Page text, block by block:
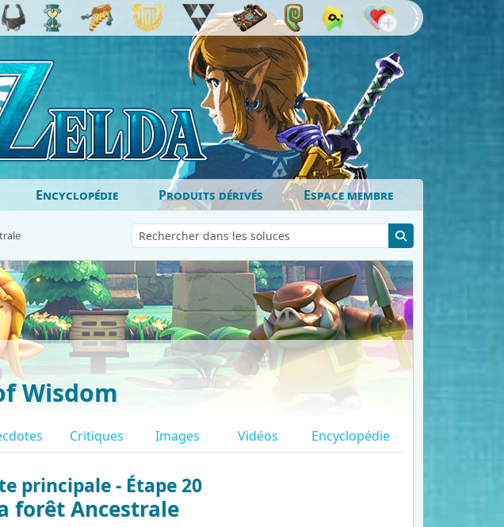
Encyclopédie Produits dérivés Espace membre
Wisdom
Critiques Images Vidéos Encyclopédie
principale - Étape 20
forêt Ancestrale